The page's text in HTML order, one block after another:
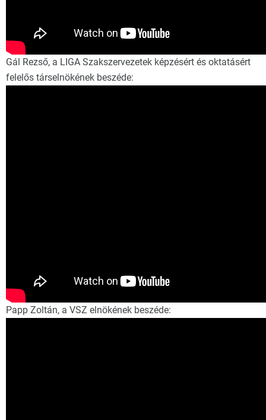
Gál Rezső, a LIGA Szakszervezetek képzésért és oktatásért
felelős társelnökének beszéde:
Papp Zoltán, a VSZ elnökének beszéde: